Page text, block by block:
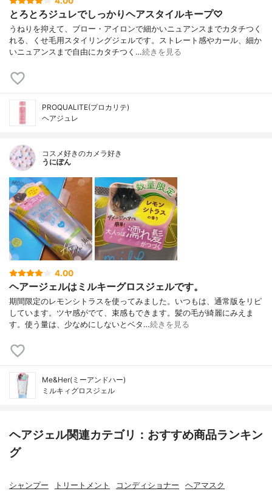
とろとろジュレでしっかりヘアスタイルキープ♡
うねりを抑えて、ブロー・アイロンで細かいニュアンスまでカタチつく
れる、くせ毛用スタイリングジェルです。ストレート感やカール、細か
いニュアンスまで自由にカタチつく…続きを見る
PROQUALITE(プロカリテ)
ヘアジュレ
コスメ好きのカメラ好き
うにぽん
4.00
ヘアージェルはミルキーグロスジェルです。
期間限定のレモンシトラスを使ってみました。いつもは、通常版をリピ
しています。ツヤ感がでて、束感もできます。髪の毛が綺麗にみえま
す。使う量は、少なめにしないとベタ…続きを見る
Me&Her(ミーアンドハー)
ミルキィグロスジェル
ヘアジェル関連カテゴリ：おすすめ商品ランキン
グ
シャンプー トリートメント コンディショナー ヘアマスク